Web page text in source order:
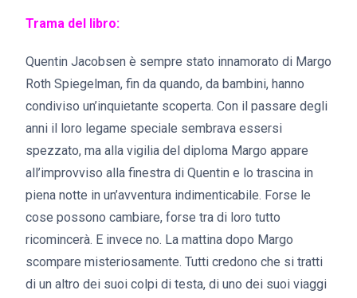
Trama del libro:
Quentin Jacobsen è sempre stato innamorato di Margo
Roth Spiegelman, fin da quando, da bambini, hanno
condiviso un’inquietante scoperta. Con il passare degli
anni il loro legame speciale sembrava essersi
spezzato, ma alla vigilia del diploma Margo appare
all’improvviso alla finestra di Quentin e lo trascina in
piena notte in un’avventura indimenticabile. Forse le
cose possono cambiare, forse tra di loro tutto
ricomincerà. E invece no. La mattina dopo Margo
scompare misteriosamente. Tutti credono che si tratti
di un altro dei suoi colpi di testa, di uno dei suoi viaggi